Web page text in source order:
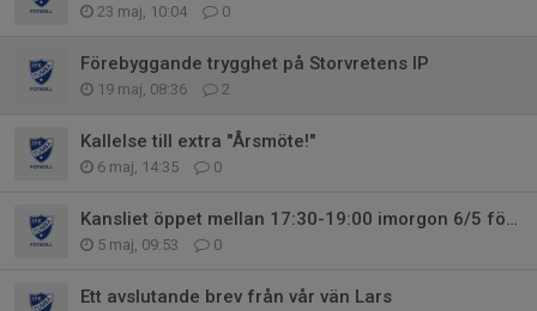
23 maj, 10:04 0
Förebyggande trygghet på Storvretens IP
19 maj, 08:36 2
Kallelse till extra "Årsmöte!"
6 maj, 14:35 0
Kansliet öppet mellan 17:30-19:00 imorgon 6/5 för fakturafrågor
5 maj, 09:53 0
Ett avslutande brev från vår vän Lars